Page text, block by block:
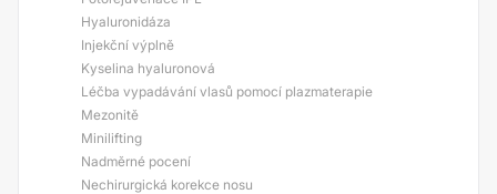
Hyaluronidáza
Injekční výplně
Kyselina hyaluronová
Léčba vypadávání vlasů pomocí plazmaterapie
Mezonitě
Minilifting
Nadměrné pocení
Nechirurgická korekce nosu